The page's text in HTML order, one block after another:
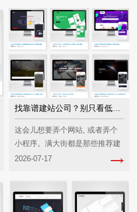
手开发相比较而言, 能够节省超
过一大半的预算
这会儿想要弄个网站, 或者弄个
小程序。满大街都是那些推荐建
站公司的, 看得人眼睛都花了。
便宜就是压根的道理, 结果做出
来的东西糟糕得没法看
2026-07-17